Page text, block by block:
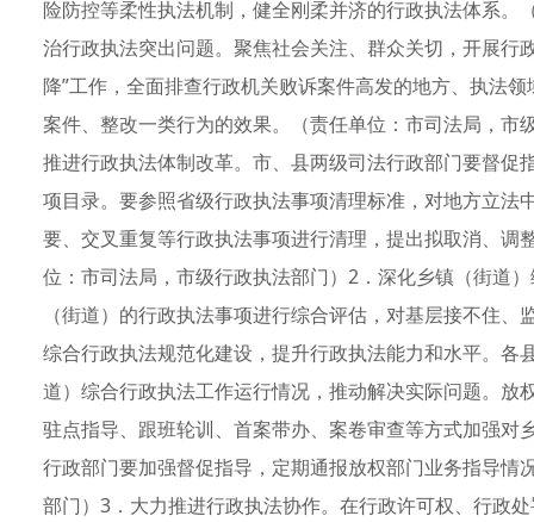
险防控等柔性执法机制，健全刚柔并济的行政执法体系
治行政执法突出问题。聚焦社会关注、群众关切，开展行
降”工作，全面排查行政机关败诉案件高发的地方、执法
案件、整改一类行为的效果。（责任单位：市司法局，
推进行政执法体制改革。市、县两级司法行政部门要督
项目录。要参照省级行政执法事项清理标准，对地方立
要、交叉重复等行政执法事项进行清理，提出拟取消、
位：市司法局，市级行政执法部门）2．深化乡镇（街道
（街道）的行政执法事项进行综合评估，对基层接不住
综合行政执法规范化建设，提升行政执法能力和水平。
道）综合行政执法工作运行情况，推动解决实际问题。放
驻点指导、跟班轮训、首案带办、案卷审查等方式加强
行政部门要加强督促指导，定期通报放权部门业务指导
部门）3．大力推进行政执法协作。在行政许可权、行政